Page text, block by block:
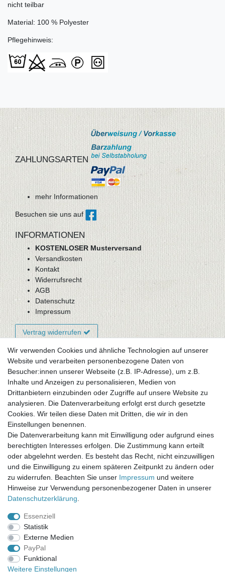
nicht teilbar
Material: 100 % Polyester
Pflegehinweis:
ZAHLUNGSARTEN
mehr Informationen
Besuchen sie uns auf
INFORMATIONEN
KOSTENLOSER Musterversand
Versandkosten
Kontakt
Widerrufsrecht
AGB
Datenschutz
Impressum
Vertrag widerrufen
Newsletter-Anmeldung
FAQ / Fragen
Mein Warenkorb
Mein Merkzettel
Mein Konto
UNSER LADENGESCHÄFT
Gottlieb-Daimler-Str. 10
33334 Gütersloh
ÖFFNUNGSZEITEN
Montag - Dienstag: 8.00 - 18.00 Uhr, Mittwoch Ruhetag,
Donnerstag: 8.00 - 18.00 Uhr, Freitag 8.00 - 14.00 Uhr
KUNDENSERVICE
Telefon: (05241) 403 22 38
E-Mail: info@stoffamstueck.de
Wir verwenden Cookies und ähnliche Technologien auf unserer
Website und verarbeiten personenbezogene Daten von
Besucher:innen unserer Webseite (z.B. IP-Adresse), um z.B.
Inhalte und Anzeigen zu personalisieren, Medien von
Drittanbietern einzubinden oder Zugriffe auf unsere Website zu
analysieren. Die Datenverarbeitung erfolgt erst durch gesetzte
Cookies. Wir teilen diese Daten mit Dritten, die wir in den
Einstellungen benennen.
Die Datenverarbeitung kann mit Einwilligung oder aufgrund eines
berechtigten Interesses erfolgen. Die Zustimmung kann erteilt
oder abgelehnt werden. Es besteht das Recht, nicht einzuwilligen
und die Einwilligung zu einem späteren Zeitpunkt zu ändern oder
zu widerrufen. Beachten Sie unser Impressum und weitere
Hinweise zur Verwendung personenbezogener Daten in unserer
Daten­schutz­erklärung
Essenziell
Statistik
Externe Medien
PayPal
Funktional
Weitere Einstellungen